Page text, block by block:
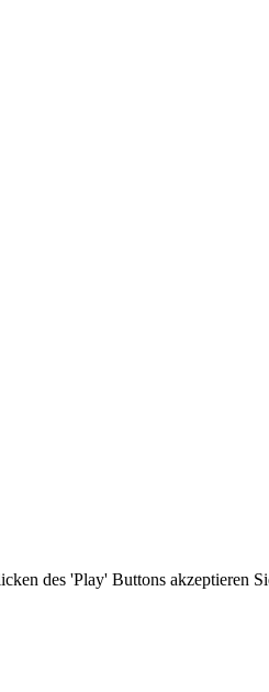
des 'Play' Buttons akzeptieren